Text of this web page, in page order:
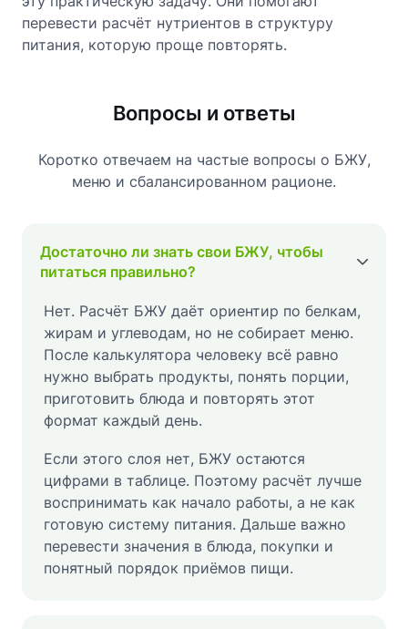
перевести расчёт нутриентов в структуру
питания, которую проще повторять.
Вопросы и ответы
Коротко отвечаем на частые вопросы о БЖУ,
меню и сбалансированном рационе.
Достаточно ли знать свои БЖУ, чтобы
питаться правильно?
Нет. Расчёт БЖУ даёт ориентир по белкам,
жирам и углеводам, но не собирает меню.
После калькулятора человеку всё равно
нужно выбрать продукты, понять порции,
приготовить блюда и повторять этот
формат каждый день.
Если этого слоя нет, БЖУ остаются
цифрами в таблице. Поэтому расчёт лучше
воспринимать как начало работы, а не как
готовую систему питания. Дальше важно
перевести значения в блюда, покупки и
понятный порядок приёмов пищи.